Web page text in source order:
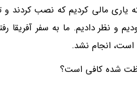
یاری مالی کردیم که نصب کردند
و نظر دادیم. ما به سفر آفریقا
انجام نشد.
شده کافی است؟